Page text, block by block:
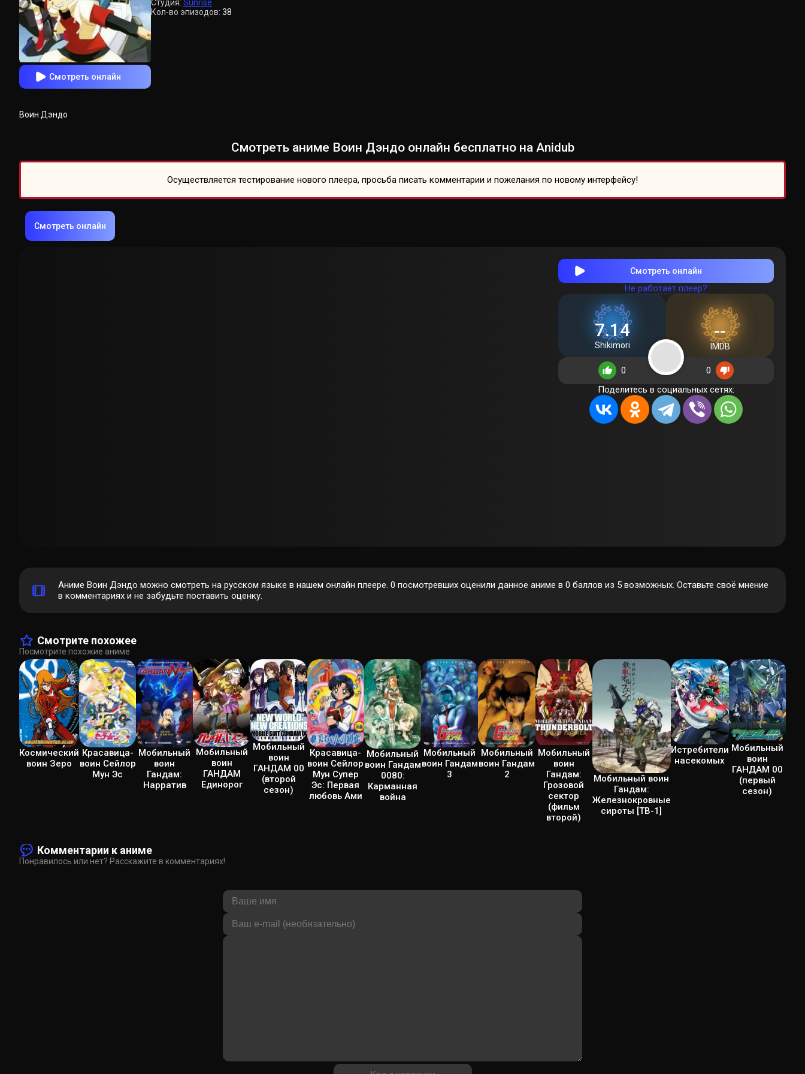
Смотреть онлайн
Студия: Sunrise
Кол-во эпизодов: 38
Воин Дэндо
Смотреть аниме Воин Дэндо онлайн бесплатно на Anidub
Осуществляется тестирование нового плеера, просьба писать комментарии и пожелания по новому интерфейсу!
Смотреть онлайн
Смотреть онлайн
Не работает плеер?
7.14
Shikimori
--
IMDB
0
0
Поделитесь в социальных сетях:
Аниме Воин Дэндо можно смотреть на русском языке в нашем онлайн плеере. 0 посмотревших оценили данное аниме в 0 баллов из 5 возможных. Оставьте своё мнение
в комментариях и не забудьте поставить оценку.
Смотрите похожее
Посмотрите похожие аниме
Космический
воин Зеро
Красавица-
воин Сейлор
Мун Эс
Мобильный
воин
Гандам:
Нарратив
Мобильный
воин
ГАНДАМ
Единорог
Мобильный
воин
ГАНДАМ 00
(второй
сезон)
Красавица-
воин Сейлор
Мун Супер
Эс: Первая
любовь Ами
Мобильный
воин Гандам
0080:
Карманная
война
Мобильный
воин Гандам
3
Мобильный
воин Гандам
2
Мобильный
воин
Гандам:
Грозовой
сектор
(фильм
второй)
Мобильный воин
Гандам:
Железнокровные
сироты [ТВ-1]
Истребители
насекомых
Мобильный
воин
ГАНДАМ 00
(первый
сезон)
Комментарии к аниме
Понравилось или нет? Расскажите в комментариях!